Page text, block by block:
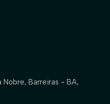
Nobre, Barreiras - BA,